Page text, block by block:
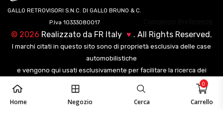
Home Negozio Cerca Carrello
0
GALLO RETROVISORI S.N.C. DI GALLO BRUNO & C.
P.Iva 10333080017
© 2026 Realizzato da FR Italy ♥ . All Rights Reserved.
I marchi citati in questo sito sono di proprietà esclusiva delle case
automobilistiche
e vengono qui usati esclusivamente per facilitare la ricerca dei